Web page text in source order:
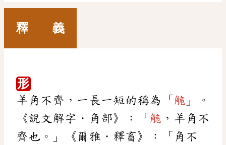
釋 義
形
羊角不齊，一長一短的稱為「 觤 」。
《說文解字．角部》：「 觤 ，羊角不
齊也。」《爾雅．釋畜》：「角不